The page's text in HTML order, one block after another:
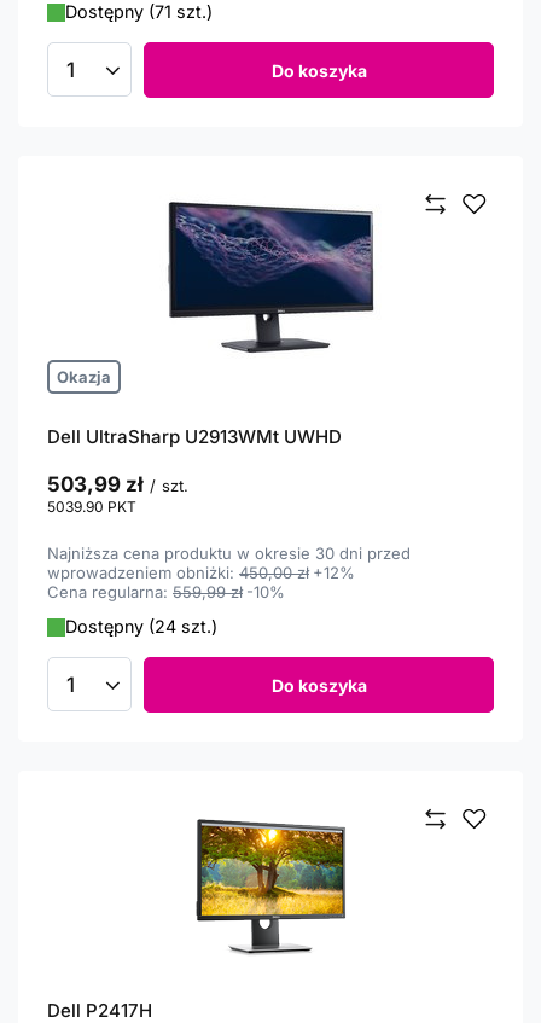
Dostępny (71 szt.)
Ilość produktów Do koszyka
Okazja
Dell UltraSharp U2913WMt UWHD
503,99 zł / szt.
5039.90 PKT
Najniższa cena produktu w okresie 30 dni przed
wprowadzeniem obniżki: 450,00 zł +12%
Cena regularna: 559,99 zł -10%
Dostępny (24 szt.)
Ilość produktów Do koszyka
Dell P2417H